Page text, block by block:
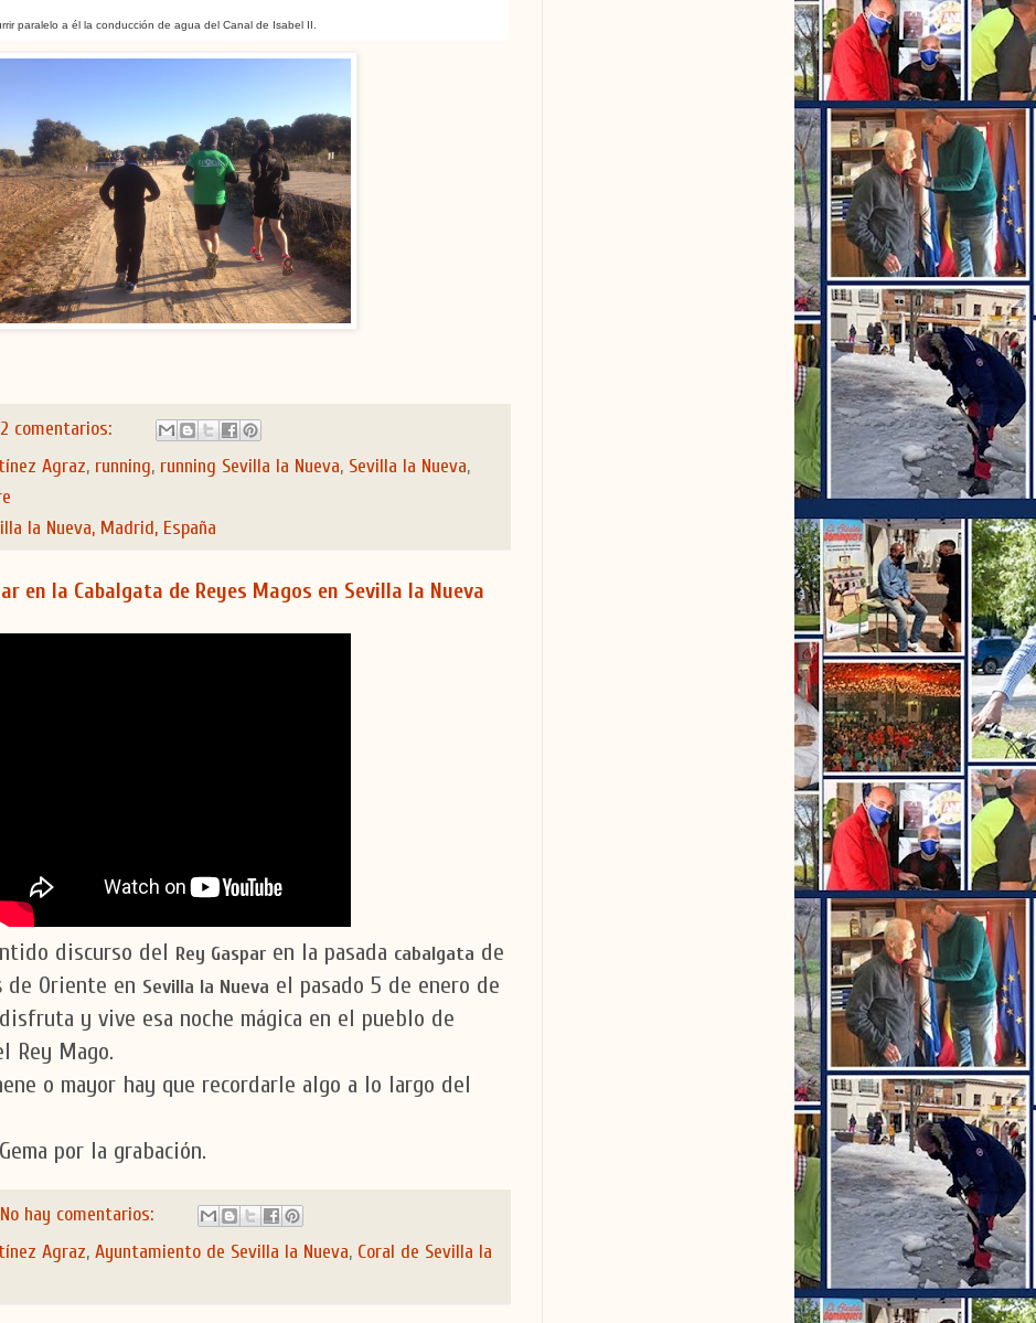
paralelo a él la conducción de agua del Canal de Isabel II.
2 comentarios:
Agraz, running, running Sevilla la Nueva, Sevilla la Nueva,
la Nueva, Madrid, España
en la Cabalgata de Reyes Magos en Sevilla la Nueva
discurso del Rey Gaspar en la pasada cabalgata de
de Oriente en Sevilla la Nueva el pasado 5 de enero de
y vive esa noche mágica en el pueblo de
Rey Mago.
o mayor hay que recordarle algo a lo largo del
por la grabación.
No hay comentarios:
Agraz, Ayuntamiento de Sevilla la Nueva, Coral de Sevilla la